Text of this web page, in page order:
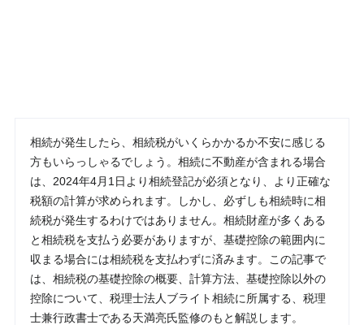
相続が発生したら、相続税がいくらかかるか不安に感じる
方もいらっしゃるでしょう。相続に不動産が含まれる場合
は、2024年4月1日より相続登記が必須となり、より正確な
税額の計算が求められます。しかし、必ずしも相続時に相
続税が発生するわけではありません。相続財産が多くある
と相続税を支払う必要がありますが、基礎控除の範囲内に
収まる場合には相続税を支払わずに済みます。この記事で
は、相続税の基礎控除の概要、計算方法、基礎控除以外の
控除について、税理士法人ブライト相続に所属する、税理
士兼行政書士である天満亮氏監修のもと解説します。